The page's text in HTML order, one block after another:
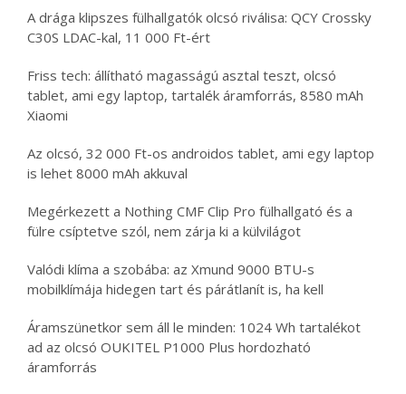
A drága klipszes fülhallgatók olcsó riválisa: QCY Crossky
C30S LDAC-kal, 11 000 Ft-ért
Friss tech: állítható magasságú asztal teszt, olcsó
tablet, ami egy laptop, tartalék áramforrás, 8580 mAh
Xiaomi
Az olcsó, 32 000 Ft-os androidos tablet, ami egy laptop
is lehet 8000 mAh akkuval
Megérkezett a Nothing CMF Clip Pro fülhallgató és a
fülre csíptetve szól, nem zárja ki a külvilágot
Valódi klíma a szobába: az Xmund 9000 BTU-s
mobilklímája hidegen tart és párátlanít is, ha kell
Áramszünetkor sem áll le minden: 1024 Wh tartalékot
ad az olcsó OUKITEL P1000 Plus hordozható
áramforrás